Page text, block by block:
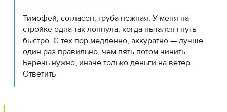
Тимофей, согласен, труба нежная. У меня на
стройке одна так лопнула, когда пытался гнуть
быстро. С тех пор медленно, аккуратно — лучше
один раз правильно, чем пять потом чинить.
Беречь нужно, иначе только деньги на ветер.
Ответить